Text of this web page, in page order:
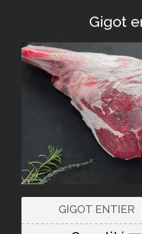
Gigot
GIGOT ENTIER